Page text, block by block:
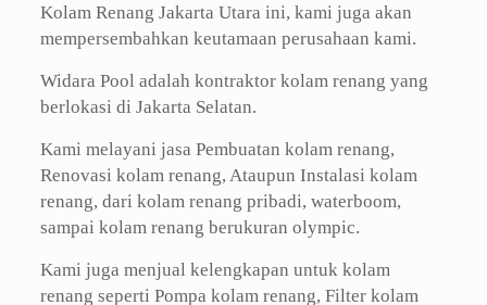
Kolam Renang Jakarta Utara ini, kami juga akan
mempersembahkan keutamaan perusahaan kami.
Widara Pool adalah kontraktor kolam renang yang
berlokasi di Jakarta Selatan.
Kami melayani jasa Pembuatan kolam renang,
Renovasi kolam renang, Ataupun Instalasi kolam
renang, dari kolam renang pribadi, waterboom,
sampai kolam renang berukuran olympic.
Kami juga menjual kelengkapan untuk kolam
renang seperti Pompa kolam renang, Filter kolam